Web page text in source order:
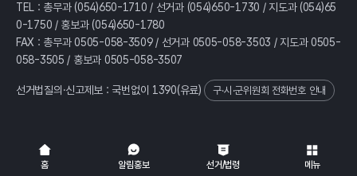
홈 알림홍보 선거/법령 메뉴
TEL : 총무과 (054)650-1710 / 선거과 (054)650-1730 / 지도과 (054)65
0-1750 / 홍보과 (054)650-1780
FAX : 총무과 0505-058-3509 / 선거과 0505-058-3503 / 지도과 0505-
058-3505 / 홍보과 0505-058-3507
선거법질의·신고제보 : 국번없이 1390(유료) 구·시·군위원회 전화번호 안내